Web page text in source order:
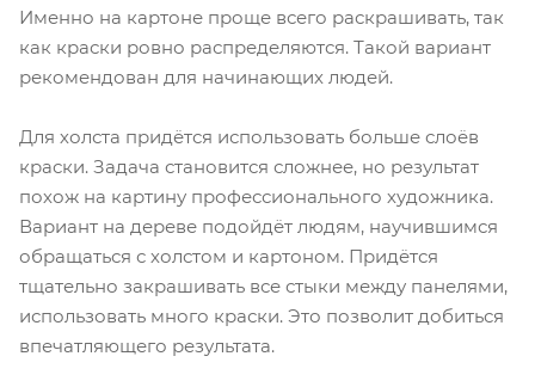
Именно на картоне проще всего раскрашивать, так
как краски ровно распределяются. Такой вариант
рекомендован для начинающих людей.
Для холста придётся использовать больше слоёв
краски. Задача становится сложнее, но результат
похож на картину профессионального художника.
Вариант на дереве подойдёт людям, научившимся
обращаться с холстом и картоном. Придётся
тщательно закрашивать все стыки между панелями,
использовать много краски. Это позволит добиться
впечатляющего результата.